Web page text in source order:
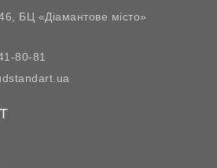
БЦ «Діамантове місто»
80-81